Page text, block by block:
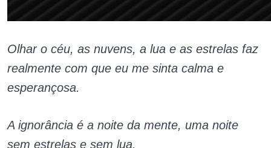
Olhar o céu, as nuvens, a lua e as estrelas faz
realmente com que eu me sinta calma e
esperançosa.
A ignorância é a noite da mente, uma noite
sem estrelas e sem lua.